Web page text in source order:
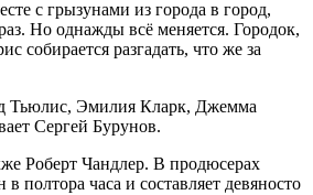
с грызунами из города в город,
Но однажды всё меняется. Городок,
собирается разгадать, что же за
Тьюлис, Эмилия Кларк, Джемма
Сергей Бурунов.
Роберт Чандлер. В продюсерах
часа и составляет девяносто